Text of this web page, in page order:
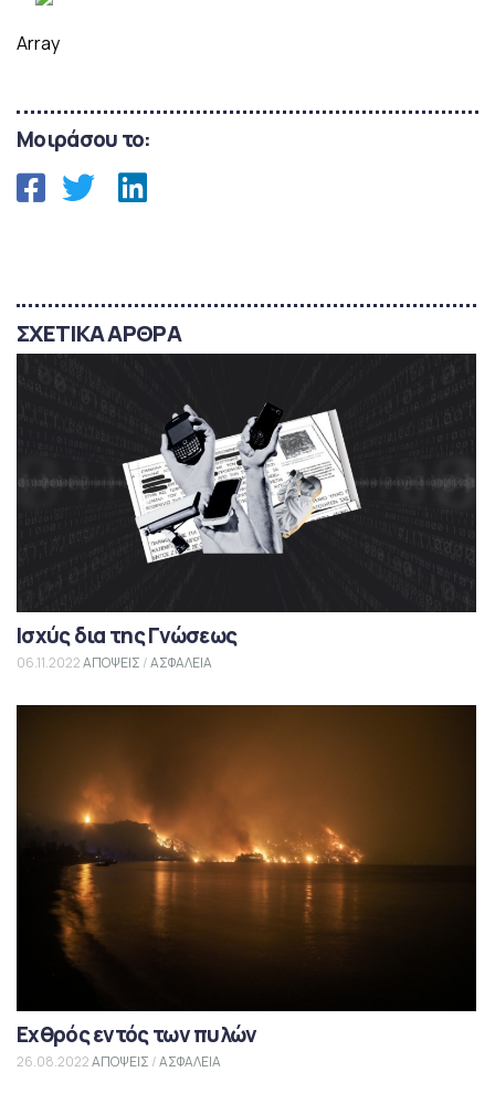
Array
Μοιράσου το:
ΣΧΕΤΙΚΑ ΑΡΘΡΑ
Ισχύς δια της Γνώσεως
06.11.2022ΑΠΟΨΕΙΣ /ΑΣΦΑΛΕΙΑ
Εχθρός εντός των πυλών
26.08.2022ΑΠΟΨΕΙΣ /ΑΣΦΑΛΕΙΑ